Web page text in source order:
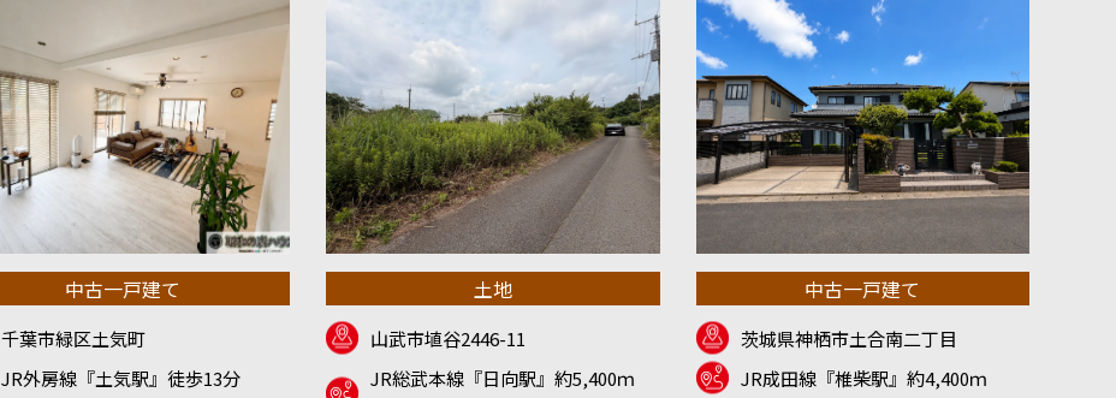
中古一戸建て
千葉市緑区土気町
JR外房線『土気駅』徒歩13分
土地
山武市埴谷2446-11
JR総武本線『日向駅』約5,400ｍ
中古一戸建て
茨城県神栖市土合南二丁目
JR成田線『椎柴駅』約4,400ｍ